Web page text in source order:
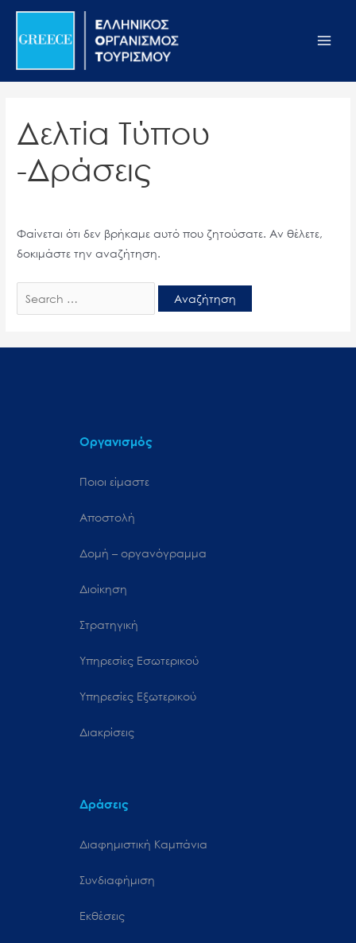
Σημείωση:
ιστότοπος
σύστημα
προσβασιμότητας.
Μετάβαση
περιεχόμενο
Δελτία Τύπου
-Δράσεις
Φαίνεται ότι δεν βρήκαμε αυτό που ζητούσατε. Αν θέλετε,
δοκιμάστε την αναζήτηση.
Αναζήτηση
Οργανισμός
Ποιοι είμαστε
Αποστολή
Δομή – οργανόγραμμα
Διοίκηση
Στρατηγική
Υπηρεσίες Εσωτερικού
Υπηρεσίες Εξωτερικού
Διακρίσεις
Δράσεις
Διαφημιστική Καμπάνια
Συνδιαφήμιση
Εκθέσεις